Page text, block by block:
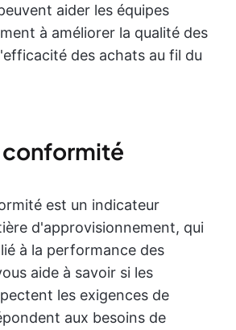
aider les équipes
à améliorer la qualité des
des achats au fil du
conformité
est un indicateur
d'approvisionnement, qui
à la performance des
aide à savoir si les
les exigences de
aux besoins de